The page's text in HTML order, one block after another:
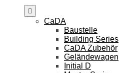
CaDA
Baustelle
Building Series
CaDA Zubehör
Geländewagen
Initial D